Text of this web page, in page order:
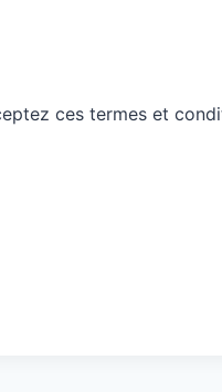
ces termes et